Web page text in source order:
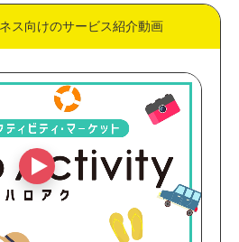
ス向けのサービス紹介動画